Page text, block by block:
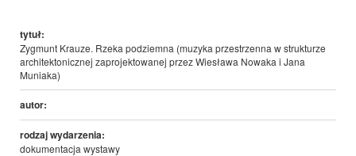
tytuł:
Zygmunt Krauze. Rzeka podziemna (muzyka przestrzenna w strukturze
architektonicznej zaprojektowanej przez Wiesława Nowaka i Jana
Muniaka)
autor:
rodzaj wydarzenia:
dokumentacja wystawy